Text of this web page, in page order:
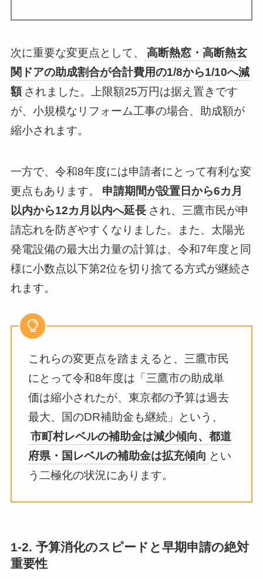
次に重要な変更点として、
高断熱窓・高断熱玄
関ドアの助成割合が合計費用の1/8から1/10へ減
額 されました。上限額25万円は据え置きです
が、小規模なリフォーム工事の場合、助成額が
縮小されます。
一方で、令和8年度には申請者にとって有利な変
更点もあります。
申請期間が設置日から6カ月
以内から12カ月以内へ延長 され、三鷹市民が申
請忘れを防ぎやすくなりました。また、太陽光
発電設備の最大出力量の計算は、令和7年度と同
様に小数点以下第2位を切り捨てる方式が継続さ
れます。
これらの変更点を踏まえると、三鷹市民
にとって令和8年度は「三鷹市の助成単
価は縮小されたが、東京都の予算は過去
最大、国のDR補助金も継続」という、
市町村レベルの補助金は減少傾向、都道
府県・国レベルの補助金は拡充傾向 とい
う二極化の状況にあります。
1-2. 予算消化のスピードと早期申請の絶対
重要性